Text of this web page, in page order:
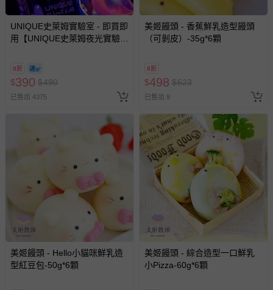
UNIQUE史萊姆實驗室 - 即買即
用【UNIQUE史萊姆夜光實驗室
人小孩均一價(3歲以上需購票))
8折
$390 $490
已售出 4375
美姬饅頭 - 香蕉鮮乳造型饅頭
（可剝皮）-35g*6顆
8折
$498 $623
已售出 9
美姬饅頭 - Hello小貓咪鮮乳造
型紅豆包-50g*6顆
美姬饅頭 - 綜合造型一口鮮乳
小Pizza-60g*6顆